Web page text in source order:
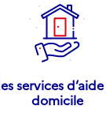
services
domicile